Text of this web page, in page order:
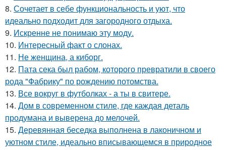
8. Сочетает в себе функциональность и уют, что
идеально подходит для загородного отдыха.
9. Искренне не понимаю эту моду.
10. Интересный факт о слонах.
11. Не женщина, а киборг.
12. Пата сека был рабом, которого превратили в своего
рода "Фабрику" по рождению потомства.
13. Все вокруг в футболках - а ты в свитере.
14. Дом в современном стиле, где каждая деталь
продумана и выверена до мелочей.
15. Деревянная беседка выполнена в лаконичном и
уютном стиле, идеально вписывающемся в природное